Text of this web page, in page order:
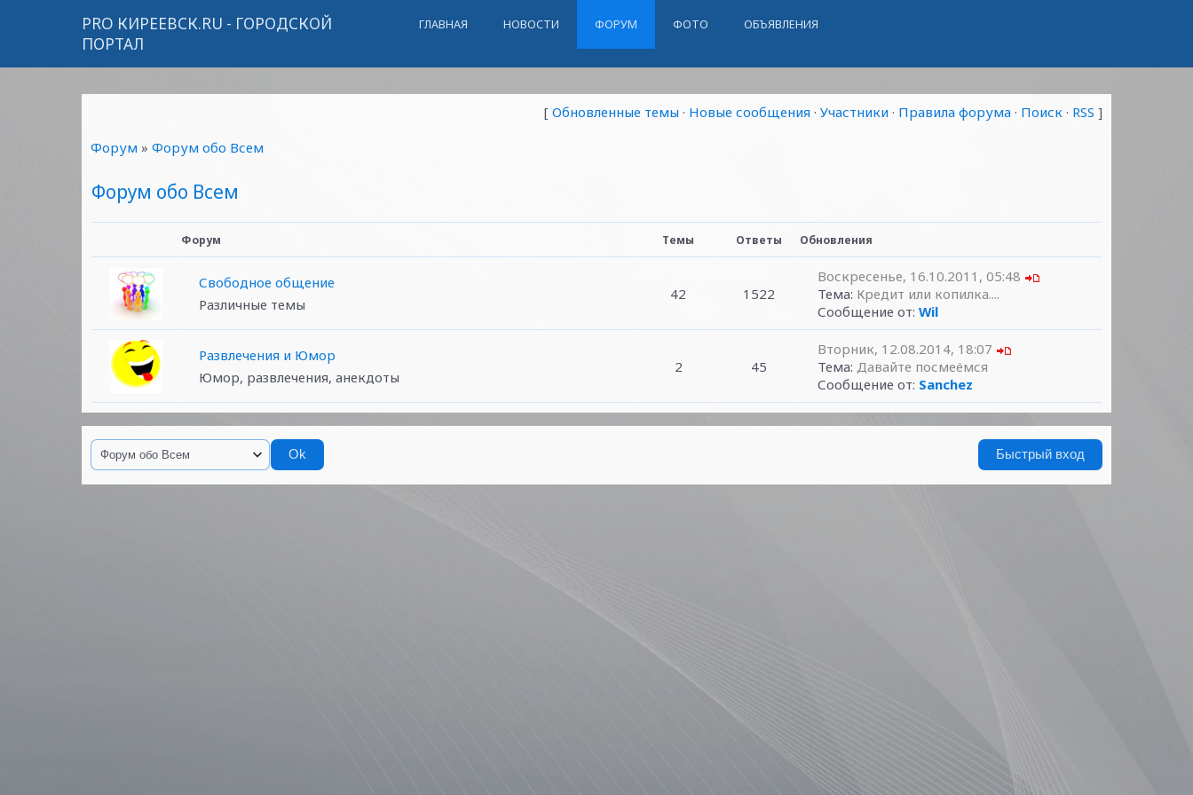
PRO КИРЕЕВСК.RU - ГОРОДСКОЙ
ПОРТАЛ
ГЛАВНАЯ НОВОСТИ ФОРУМ ФОТО ОБЪЯВЛЕНИЯ
[ Обновленные темы · Новые сообщения · Участники · Правила форума · Поиск · RSS ]
Форум » Форум обо Всем
Форум обо Всем
Форум Темы Ответы Обновления
Свободное общение
Различные темы
42 1522
Воскресенье, 16.10.2011, 05:48
Тема: Кредит или копилка....
Сообщение от: Wil
Развлечения и Юмор
Юмор, развлечения, анекдоты
2 45
Вторник, 12.08.2014, 18:07
Тема: Давайте посмеёмся
Сообщение от: Sanchez